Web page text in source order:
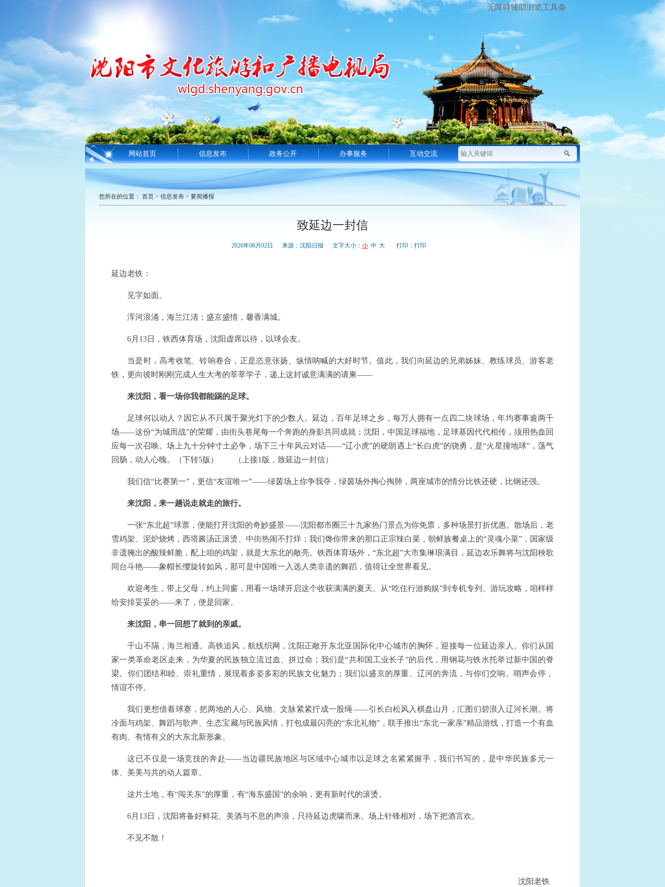
无障碍辅助浏览工具条
网站首页 信息发布 政务公开 办事服务 互动交流
您所在的位置： 首页 > 信息发布 > 要闻播报
致延边一封信
2026年06月02日 来源：沈阳日报 文字大小： 小 中 大 打印： 打印
延边老铁：
见字如面。
浑河浪涌，海兰江清；盛京盛情，馨香满城。
6月13日，铁西体育场，沈阳虚席以待，以球会友。
当是时，高考收笔、铃响卷合，正是恣意张扬、纵情呐喊的大好时节。值此，我们向延边的兄弟姊妹、教练球员、游客老
铁，更向彼时刚刚完成人生大考的莘莘学子，递上这封诚意满满的请柬——
来沈阳，看一场你我都能踢的足球。
足球何以动人？因它从不只属于聚光灯下的少数人。延边，百年足球之乡，每万人拥有一点四二块球场，年均赛事逾两千
场——这份“为城而战”的荣耀，由街头巷尾每一个奔跑的身影共同成就；沈阳，中国足球福地，足球基因代代相传，须用热血回
应每一次召唤。场上九十分钟寸土必争，场下三十年风云对话——“辽小虎”的硬朗遇上“长白虎”的骁勇，是“火星撞地球”，荡气
回肠，动人心魄。（下转5版） （上接1版，致延边一封信）
我们信“比赛第一”，更信“友谊唯一”——绿茵场上你争我夺，绿茵场外掏心掏肺，两座城市的情分比铁还硬，比钢还强。
来沈阳，来一趟说走就走的旅行。
一张“东北超”球票，便能打开沈阳的奇妙盛景——沈阳都市圈三十九家热门景点为你免票，多种场景打折优惠。散场后，老
雪鸡架、泥炉烧烤，西塔酱汤正滚烫、中街热闹不打烊；我们馋你带来的那口正宗辣白菜，朝鲜族餐桌上的“灵魂小菜”，国家级
非遗腌出的酸辣鲜脆，配上咱的鸡架，就是大东北的敞亮。铁西体育场外，“东北超”大市集琳琅满目，延边农乐舞将与沈阳秧歌
同台斗艳——象帽长缨旋转如风，那可是中国唯一入选人类非遗的舞蹈，值得让全世界看见。
欢迎考生，带上父母，约上同窗，用看一场球开启这个收获满满的夏天。从“吃住行游购娱”到专机专列、游玩攻略，咱样样
给安排妥妥的——来了，便是回家。
来沈阳，串一回想了就到的亲戚。
千山不隔，海兰相通。高铁追风，航线织网，沈阳正敞开东北亚国际化中心城市的胸怀，迎接每一位延边亲人。你们从国
家一类革命老区走来，为华夏的民族独立流过血、拼过命；我们是“共和国工业长子”的后代，用钢花与铁水托举过新中国的脊
梁。你们团结和睦、崇礼重情，展现着多姿多彩的民族文化魅力；我们以盛京的厚重、辽河的奔流，与你们交响。哨声会停，
情谊不停。
我们更想借着球赛，把两地的人心、风物、文脉紧紧拧成一股绳——引长白松风入棋盘山月，汇图们碧浪入辽河长潮。将
冷面与鸡架、舞蹈与歌声、生态宝藏与民族风情，打包成最闪亮的“东北礼物”，联手推出“东北一家亲”精品游线，打造一个有血
有肉、有情有义的大东北新形象。
这已不仅是一场竞技的奔赴——当边疆民族地区与区域中心城市以足球之名紧紧握手，我们书写的，是中华民族多元一
体、美美与共的动人篇章。
这片土地，有“闯关东”的厚重，有“海东盛国”的余响，更有新时代的滚烫。
6月13日，沈阳将备好鲜花、美酒与不息的声浪，只待延边虎啸而来。场上针锋相对，场下把酒言欢。
不见不散！
沈阳老铁